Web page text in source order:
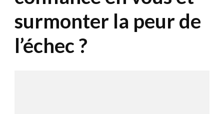
surmonter la peur de
l’échec ?